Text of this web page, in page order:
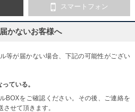
スマートフォン
かないお客様へ
等が届かない場合、下記の可能性がござい
ている。
BOXをご確認ください。その後、ご連絡を
せて頂きます。